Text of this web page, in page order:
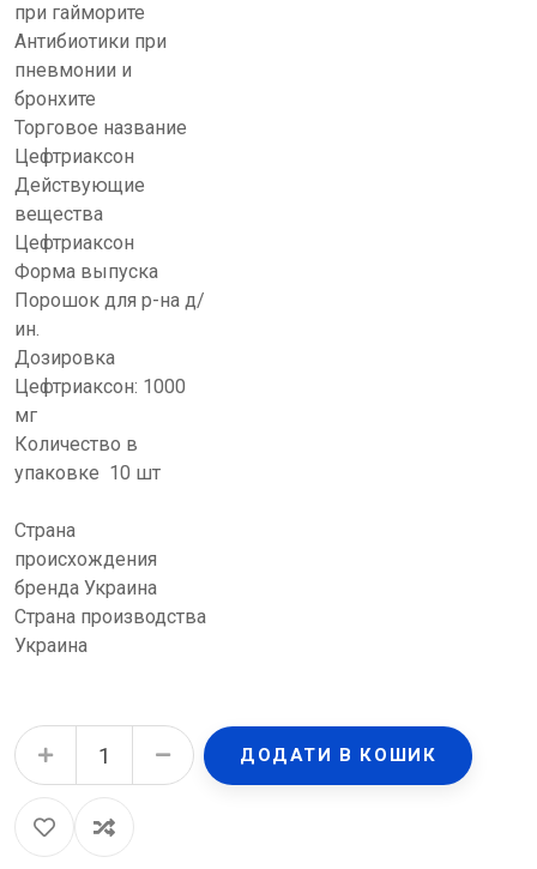
при гайморите
Антибиотики при
пневмонии и
бронхите
Торговое название
Цефтриаксон
Действующие
вещества
Цефтриаксон
Форма выпуска
Порошок для р-на д/
ин.
Дозировка
Цефтриаксон: 1000
мг
Количество в
упаковке 10 шт
Страна
происхождения
бренда Украина
Страна производства
Украина
Цефтриаксон порошок для р-ну д/ін. по 1 г №1у флак.(ОДИН ФЛАКОН) quantity
ДОДАТИ В КОШИК